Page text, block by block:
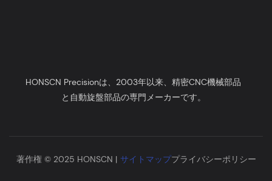
HONSCN Precisionは、2003年以来、精密CNC機械部品
と自動旋盤部品の専門メーカーです。
著作権 © 2025 HONSCN | サイトマッププライバシーポリシー